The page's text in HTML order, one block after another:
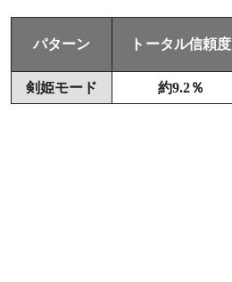
パターン トータル信頼度
剣姫モード 約9.2％